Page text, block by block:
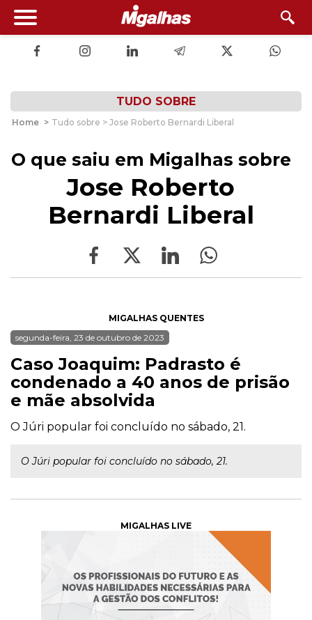
TUDO SOBRE
Home > Tudo sobre > Jose Roberto Bernardi Liberal
O que saiu em Migalhas sobre
Jose Roberto
Bernardi Liberal
MIGALHAS QUENTES
segunda-feira, 23 de outubro de 2023
Caso Joaquim: Padrasto é
condenado a 40 anos de prisão
e mãe absolvida
O Júri popular foi concluído no sábado, 21.
O Júri popular foi concluído no sábado, 21.
MIGALHAS LIVE